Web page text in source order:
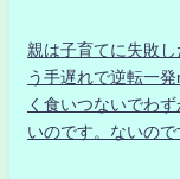
親は子育てに失敗
う手遅れで逆転一
く食いつないでわ
いのです。ないので